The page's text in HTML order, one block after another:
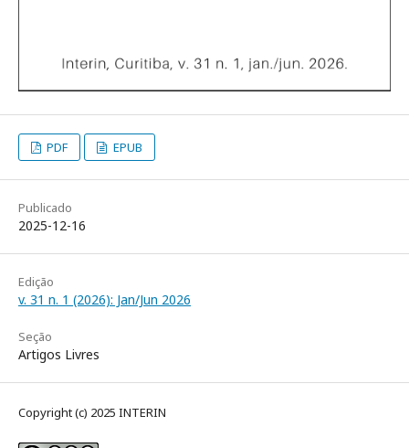
PDF EPUB
Publicado
2025-12-16
Edição
v. 31 n. 1 (2026): Jan/Jun 2026
Seção
Artigos Livres
Copyright (c) 2025 INTERIN